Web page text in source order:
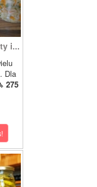
i...
Dla
275